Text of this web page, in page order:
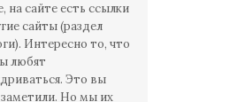
на сайте есть ссылки
сайты (раздел
Интересно то, что
любят
Это вы
Но мы их